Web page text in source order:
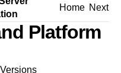
Home Next
Platform